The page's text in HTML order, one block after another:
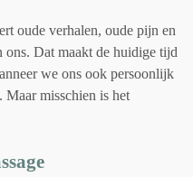
oude verhalen, oude pijn en
ons. Dat maakt de huidige tijd
we ons ook persoonlijk
Maar misschien is het